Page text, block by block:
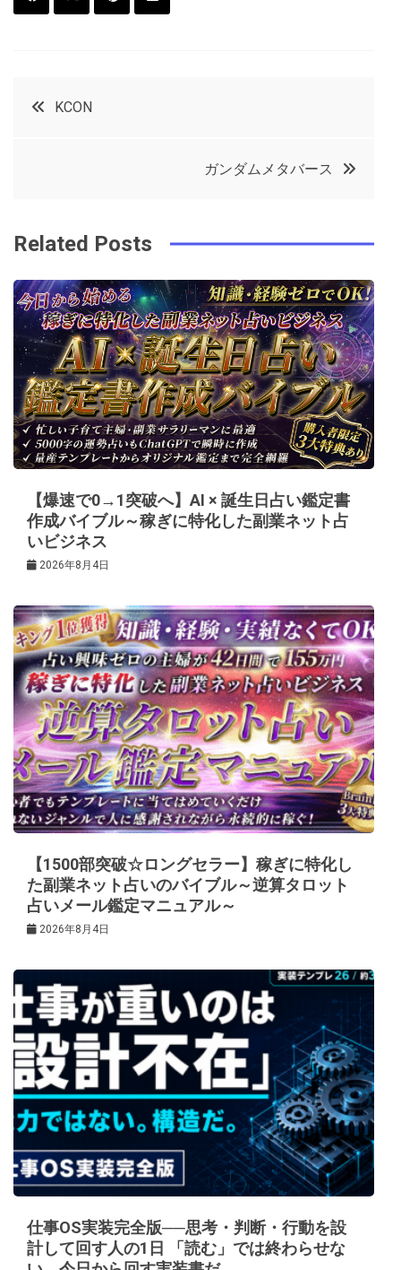
k
t
t
投
ビ
ゲ
ー
シ
ョ
ン
KCON
ガンダムメタバース
Related Posts
【爆速で0→1突破へ】AI × 誕生日占い鑑定書
作成バイブル～稼ぎに特化した副業ネット占
いビジネス
2026年8月4日
【1500部突破☆ロングセラー】稼ぎに特化し
た副業ネット占いのバイブル～逆算タロット
占いメール鑑定マニュアル～
2026年8月4日
仕事OS実装完全版──思考・判断・行動を設
計して回す人の1日 「読む」では終わらせな